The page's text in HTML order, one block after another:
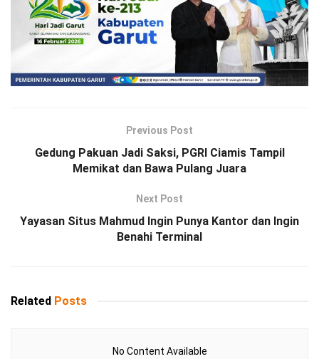
Previous Post
Gedung Pakuan Jadi Saksi, PGRI Ciamis Tampil
Memikat dan Bawa Pulang Juara
Next Post
Yayasan Situs Mahmud Ingin Punya Kantor dan Ingin
Benahi Terminal
Related Posts
No Content Available